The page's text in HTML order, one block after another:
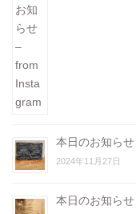
本日のお知らせ
2024年11月27日
本日のお知らせ